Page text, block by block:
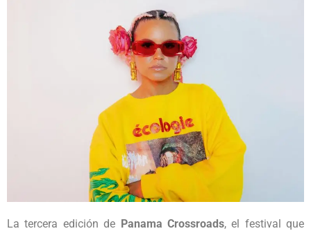
La tercera edición de Panama Crossroads, el festival que